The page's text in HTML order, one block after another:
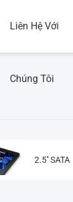
Liên Hệ Với
Chúng Tôi
2.5'' SATA